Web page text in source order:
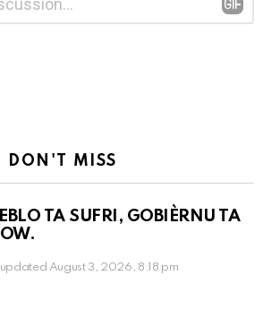
DON'T MISS
TA SUFRI, GOBIÈRNU TA
updated August 3, 2026, 8:18 pm